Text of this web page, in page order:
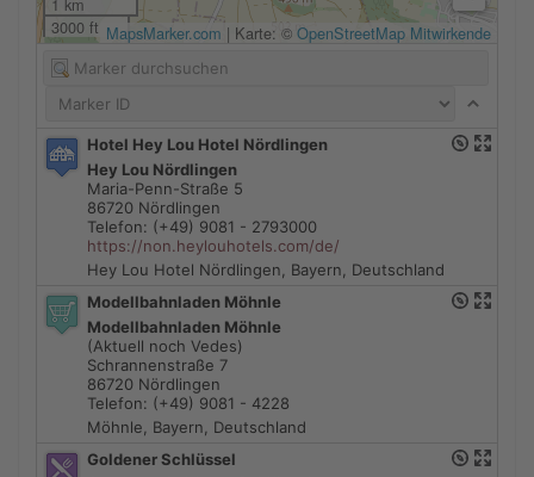
3000 ft MapsMarker.com | Karte: © OpenStreetMap Mitwirkende
Hotel Hey Lou Hotel Nördlingen
Hey Lou Nördlingen
Maria-Penn-Straße 5
86720 Nördlingen
Telefon: (+49) 9081 - 2793000
https://non.heylouhotels.com/de/
Hey Lou Hotel Nördlingen, Bayern, Deutschland
Modellbahnladen Möhnle
Modellbahnladen Möhnle
(Aktuell noch Vedes)
Schrannenstraße 7
86720 Nördlingen
Telefon: (+49) 9081 - 4228
Möhnle, Bayern, Deutschland
Goldener Schlüssel